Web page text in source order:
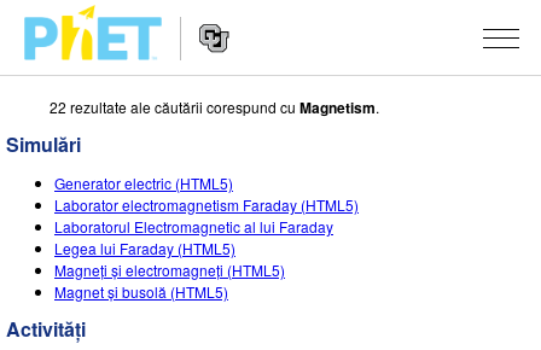
Căutați
site-
ul
PhET
principală
website-
SIMULĂRI
Toate simulările
Fizică
Matematică și Statistică
STUDIO
About Studio
Customizable Sims
DESPRE PREDARE
Activități
CERCETARE
22 rezultate ale căutării corespund cu Magnetism.
Simulări
Generator electric (HTML5)
Laborator electromagnetism Faraday (HTML5)
Laboratorul Electromagnetic al lui Faraday
Legea lui Faraday (HTML5)
Magneți și electromagneți (HTML5)
Magnet și busolă (HTML5)
Activități